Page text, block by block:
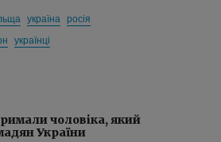
україна росія
українці
чоловіка, який
України